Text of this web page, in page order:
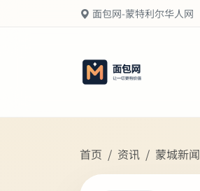
面包网-蒙特利尔华人网
首页 资讯 蒙城新闻